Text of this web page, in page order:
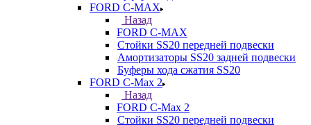
FORD С-MAX
Назад
FORD С-MAX
Стойки SS20 передней подвески
Амортизаторы SS20 задней подвески
Буферы хода сжатия SS20
FORD C-Max 2
Назад
FORD C-Max 2
Стойки SS20 передней подвески